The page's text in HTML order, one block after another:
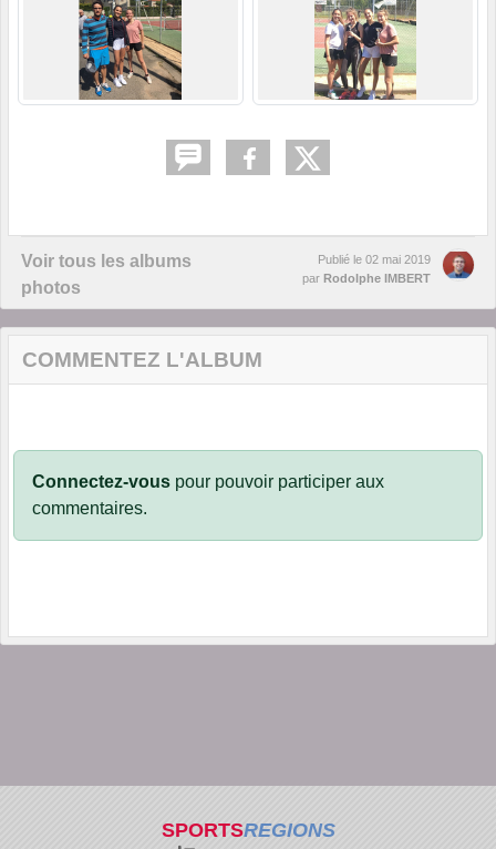
Voir tous les albums
photos
Publié le 02 mai 2019
par Rodolphe IMBERT
COMMENTEZ L'ALBUM
Connectez-vous pour pouvoir participer aux
commentaires.
SPORTSREGIONS